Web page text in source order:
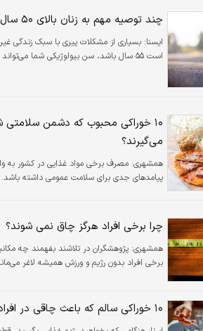
چند توصیه مهم به زنان بالای ۵۰ سال برای حفظ تناسب اندام
ایسنا: بسیاری از مشکلات پیری با سبک زندگی
است ۵۵ سال باشد، سن بیولوژیکی شما می‌تواند ۳۵ سال باشد.
۱۰ خوراکی محبوب که دشمن
می‌گیرند؟
همشهری: مصرف برخی مواد غذایی در کشور به
پیامدهای جدی برای سلامت عمومی داشته باشد.
چرا برخی افراد هرگز چاق نمی‌ شوند؟
همشهری: پژوهشگران در تلاشند بفهمند چه
برخی افراد بدون رژیم و ورزش همیشه لاغر
۱۰ خوراکی سالم که باعث چاقی در افراد رژیمی می‌شود